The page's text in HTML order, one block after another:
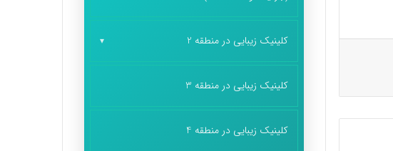
کلینیک زیبایی در منطقه 2
کلینیک زیبایی در منطقه 3
کلینیک زیبایی در منطقه 4